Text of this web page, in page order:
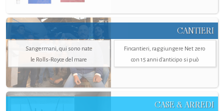
CANTIERI
Sangermani, qui sono nate
le Rolls-Royce del mare
Fincantieri, raggiungere Net zero
con 15 anni d'anticipo si può
CASE & ARREDI